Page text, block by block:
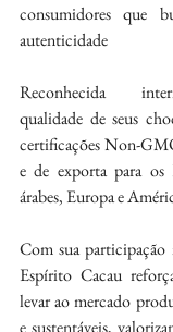
consumidores que
autenticidade
Reconhecida
qualidade de seus
certificações Non-
e de exporta para os
árabes, Europa e
Com sua
Espírito Cacau
levar ao mercado
e sustentáveis,